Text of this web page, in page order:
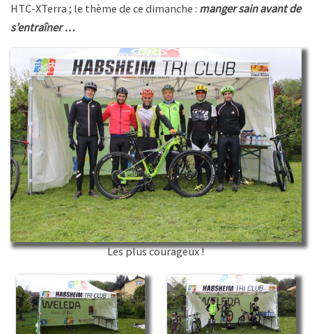
HTC-XTerra ; le thème de ce dimanche : manger sain avant de
s’entraîner …
Les plus courageux !